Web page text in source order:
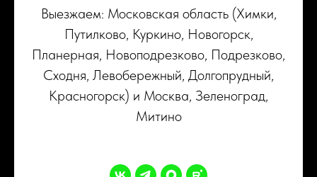
Выезжаем: Московская область (Химки,
Путилково, Куркино, Новогорск,
Планерная, Новоподрезково, Подрезково,
Сходня, Левобережный, Долгопрудный,
Красногорск) и Москва, Зеленоград,
Митино